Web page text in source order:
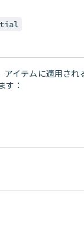
イテムに適用され
す：